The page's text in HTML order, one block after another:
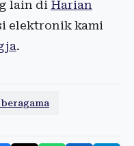
lain di Harian
elektronik kami
.